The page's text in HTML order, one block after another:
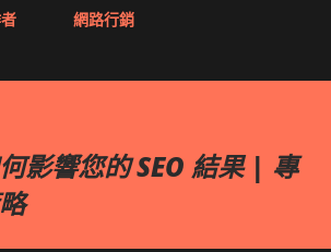
網路行銷
影響您的 SEO 結果 | 專